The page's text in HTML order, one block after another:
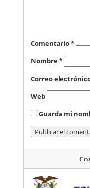
Comentario*
Nombre*
Correo
Web
Guarda mi